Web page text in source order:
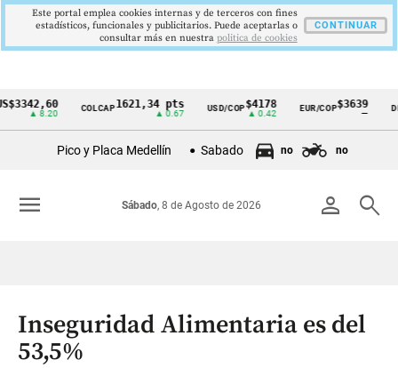
Cintillo
Colombia
▲ 8.20
COLCAP1621,34 pts USD/COP$4178
▲ 0.42
EUR/COP$3639
—
Pico y Placa Medellín Sabado no no
person search
Sábado, 8 de Agosto de 2026
menu
Inseguridad Alimentaria es del
53,5%
Este portal emplea cookies internas y de terceros con fines
estadísticos, funcionales y publicitarios. Puede aceptarlas o
consultar más en nuestra politica de cookies
CONTINUAR